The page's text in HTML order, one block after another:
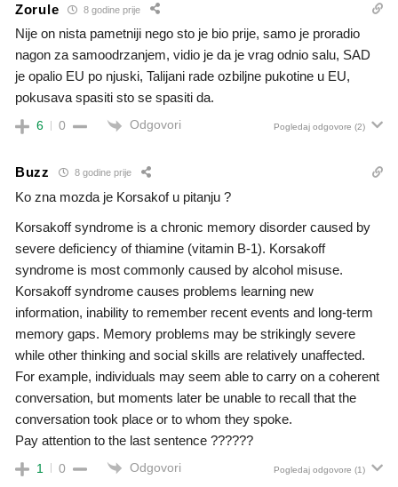
Zorule 8 godine prije
Nije on nista pametniji nego sto je bio prije, samo je proradio
nagon za samoodrzanjem, vidio je da je vrag odnio salu, SAD
je opalio EU po njuski, Talijani rade ozbiljne pukotine u EU,
pokusava spasiti sto se spasiti da.
6 0 Odgovori Pogledaj odgovore (2)
Buzz 8 godine prije
Ko zna mozda je Korsakof u pitanju ?
Korsakoff syndrome is a chronic memory disorder caused by
severe deficiency of thiamine (vitamin B-1). Korsakoff
syndrome is most commonly caused by alcohol misuse.
Korsakoff syndrome causes problems learning new
information, inability to remember recent events and long-term
memory gaps. Memory problems may be strikingly severe
while other thinking and social skills are relatively unaffected.
For example, individuals may seem able to carry on a coherent
conversation, but moments later be unable to recall that the
conversation took place or to whom they spoke.
Pay attention to the last sentence ??????
1 0 Odgovori Pogledaj odgovore (1)